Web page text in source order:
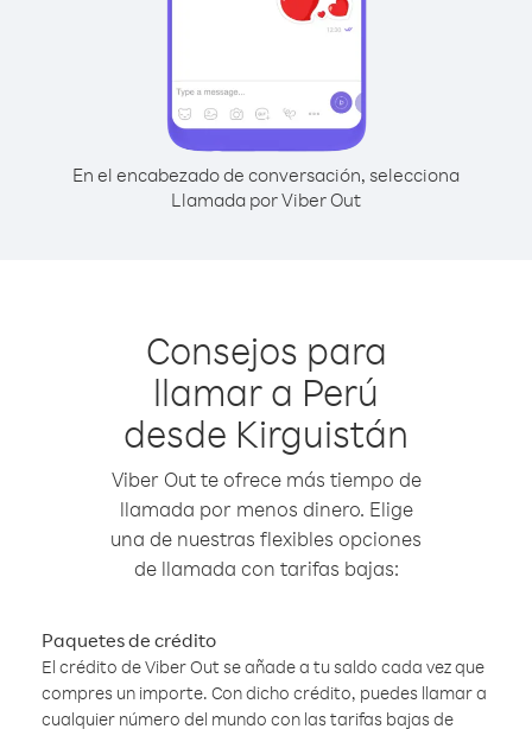
En el encabezado de conversación, selecciona
Llamada por Viber Out
Consejos para
llamar a Perú
desde Kirguistán
Viber Out te ofrece más tiempo de
llamada por menos dinero. Elige
una de nuestras flexibles opciones
de llamada con tarifas bajas:
Paquetes de crédito
El crédito de Viber Out se añade a tu saldo cada vez que
compres un importe. Con dicho crédito, puedes llamar a
cualquier número del mundo con las tarifas bajas de